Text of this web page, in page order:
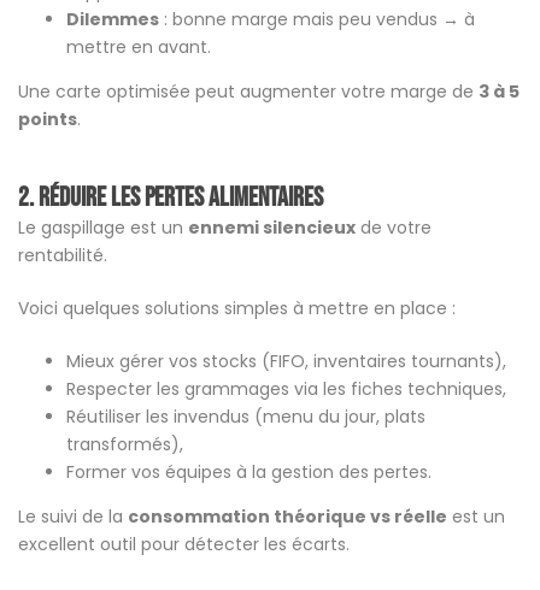
Dilemmes : bonne marge mais peu vendus → à
mettre en avant.
Une carte optimisée peut augmenter votre marge de 3 à 5
points.
2. Réduire les pertes alimentaires
Le gaspillage est un ennemi silencieux de votre
rentabilité.
Voici quelques solutions simples à mettre en place :
Mieux gérer vos stocks (FIFO, inventaires tournants),
Respecter les grammages via les fiches techniques,
Réutiliser les invendus (menu du jour, plats
transformés),
Former vos équipes à la gestion des pertes.
Le suivi de la consommation théorique vs réelle est un
excellent outil pour détecter les écarts.